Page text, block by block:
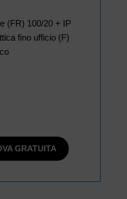
(FR) 100/20 + IP
fino ufficio (F)
GRATUITA